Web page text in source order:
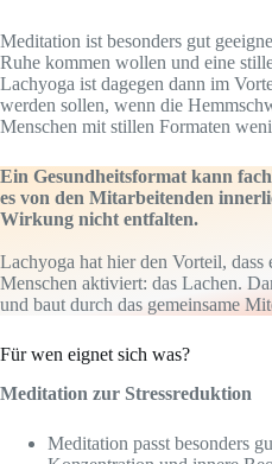
Meditation ist besonders gut
Ruhe kommen wollen und eine
Lachyoga ist dagegen dann im
werden sollen, wenn die
Menschen mit stillen Formaten
Ein Gesundheitsformat kann
es von den Mitarbeitenden
Wirkung nicht entfalten.
Lachyoga hat hier den Vorteil, dass
Menschen aktiviert: das Lachen.
und baut durch das gemeinsame
Für wen eignet sich was?
Meditation zur Stressreduktion
Meditation passt besonders